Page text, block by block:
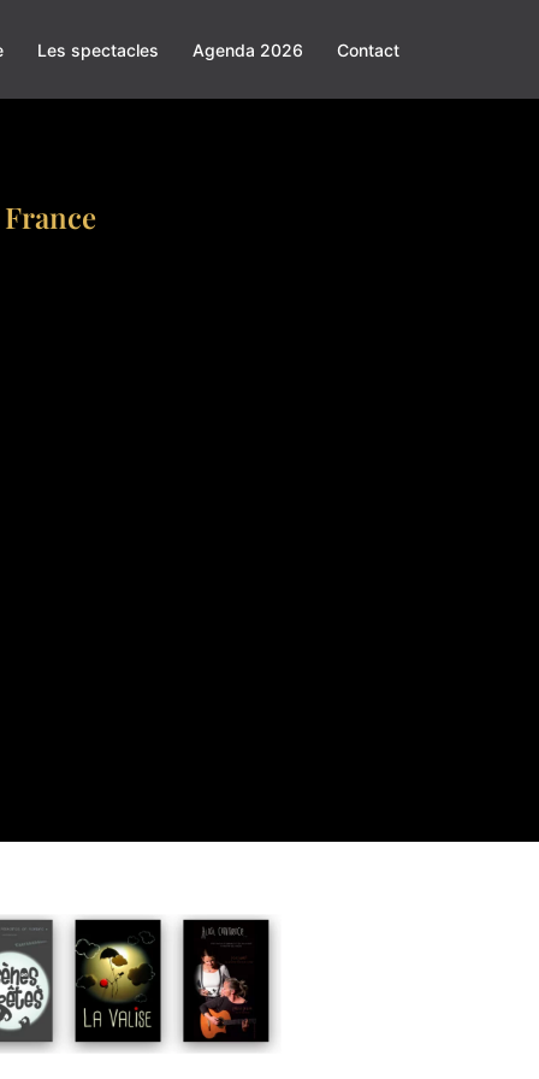
Les spectacles Agenda 2026 Contact